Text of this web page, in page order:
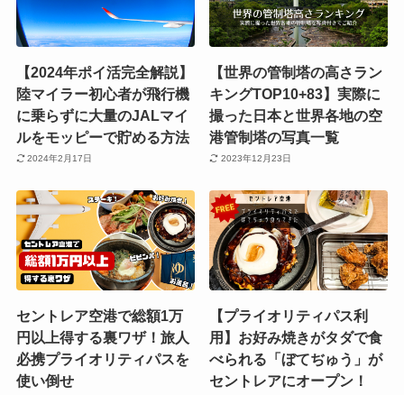
【2024年ポイ活完全解説】
陸マイラー初心者が飛行機
に乗らずに大量のJALマイ
ルをモッピーで貯める方法
2024年2月17日
【世界の管制塔の高さラン
キングTOP10+83】実際に
撮った日本と世界各地の空
港管制塔の写真一覧
2023年12月23日
セントレア空港で総額1万
円以上得する裏ワザ！旅人
必携プライオリティパスを
使い倒せ
【プライオリティパス利
用】お好み焼きがタダで食
べられる「ぼてぢゅう」が
セントレアにオープン！